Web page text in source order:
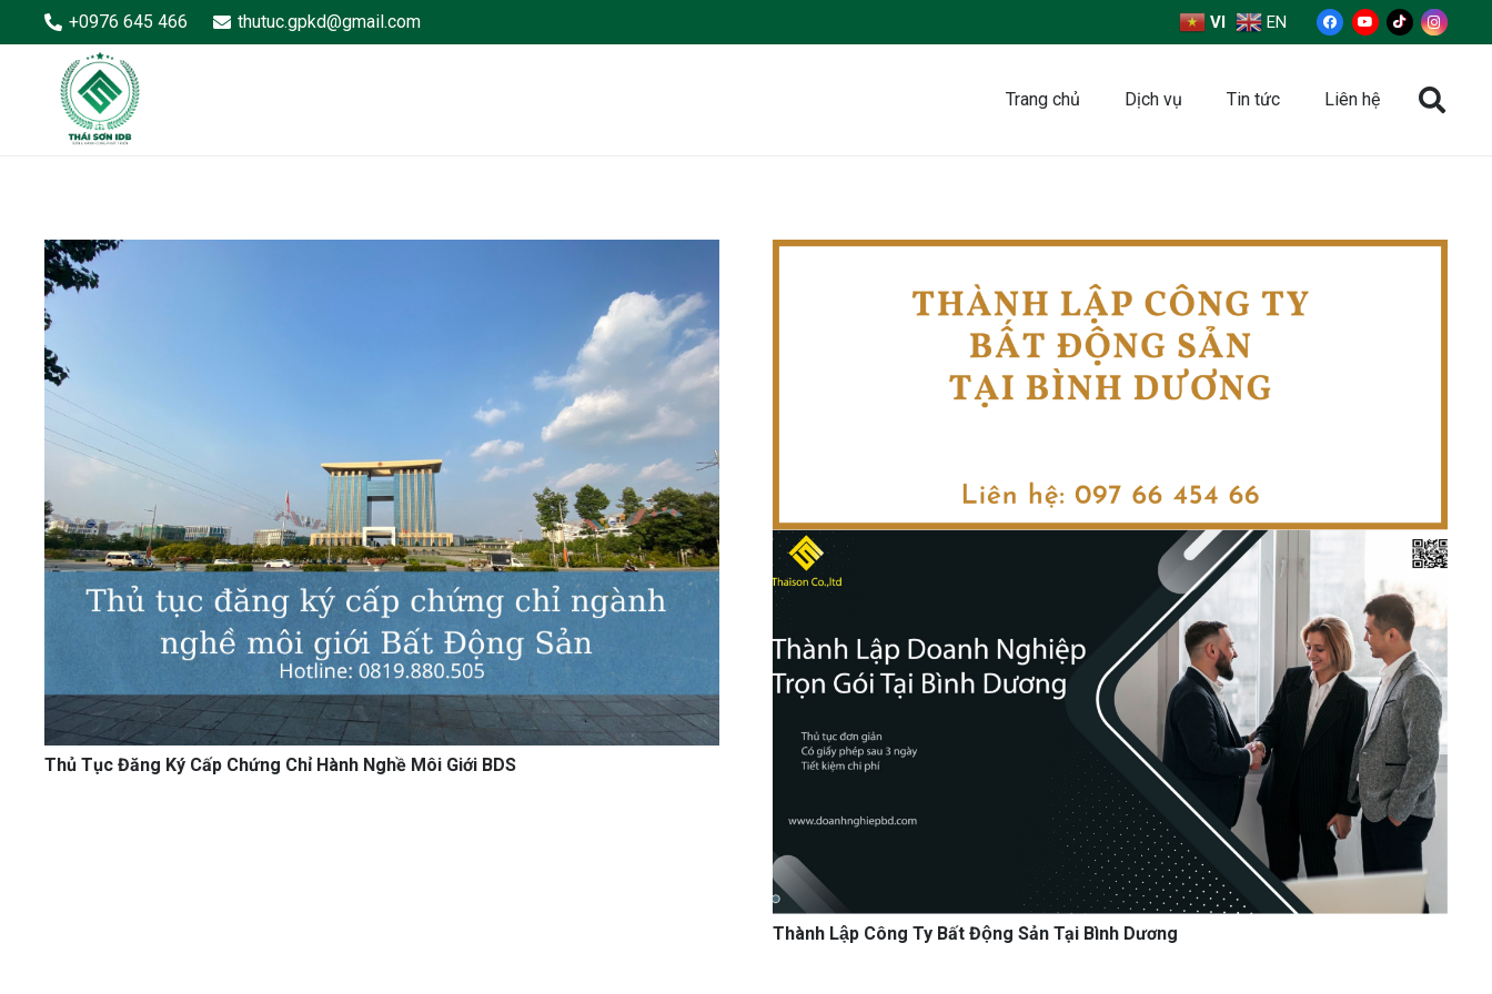
+0976 645 466 thutuc.gpkd@gmail.com VI EN
Trang chủ Dịch vụ Tin tức Liên hệ
Thủ Tục Đăng Ký Cấp Chứng Chỉ Hành Nghề Môi Giới BDS
Thành Lập Công Ty Bất Động Sản Tại Bình Dương